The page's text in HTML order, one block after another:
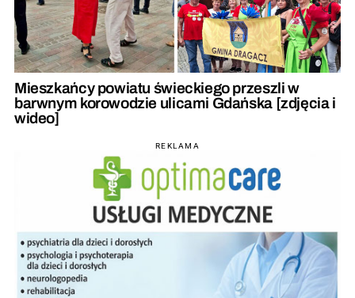
Mieszkańcy powiatu świeckiego przeszli w
barwnym korowodzie ulicami Gdańska [zdjęcia i
wideo]
REKLAMA